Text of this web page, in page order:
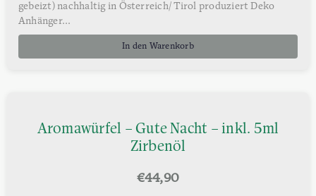
gebeizt) nachhaltig in Österreich/ Tirol produziert Deko
Anhänger...
In den Warenkorb
Aromawürfel – Gute Nacht – inkl. 5ml
Zirbenöl
€44,90